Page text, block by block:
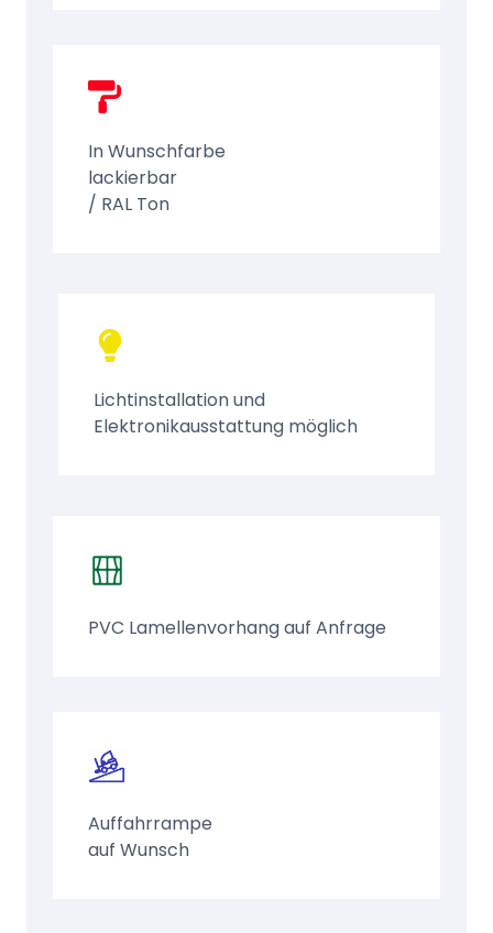
In Wunschfarbe
lackierbar
/ RAL Ton
Lichtinstallation und
Elektronikausstattung möglich
PVC Lamellenvorhang auf Anfrage
Auffahrrampe
auf Wunsch